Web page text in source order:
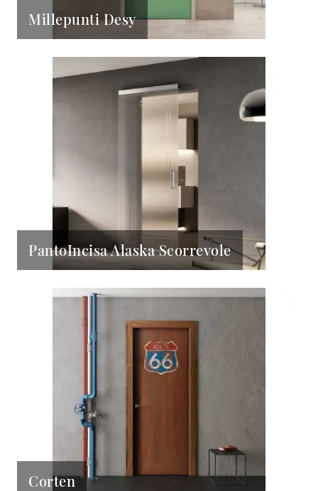
Millepunti Desy
PantoIncisa Alaska Scorrevole
Corten